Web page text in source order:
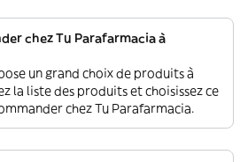
chez Tu Parafarmacia à
un grand choix de produits à
la liste des produits et choisissez ce
chez Tu Parafarmacia.